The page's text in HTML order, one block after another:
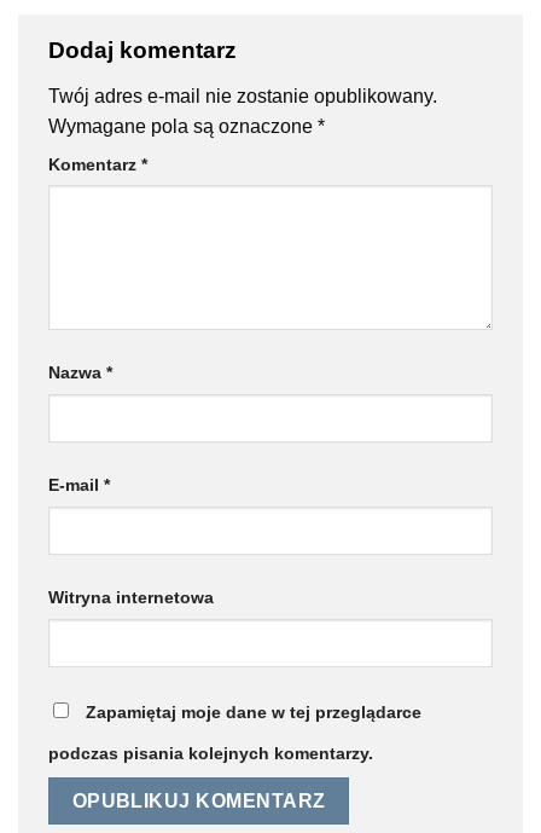
Dodaj komentarz
Twój adres e-mail nie zostanie opublikowany.
Wymagane pola są oznaczone *
Komentarz *
Nazwa *
E-mail *
Witryna internetowa
Zapamiętaj moje dane w tej przeglądarce
podczas pisania kolejnych komentarzy.